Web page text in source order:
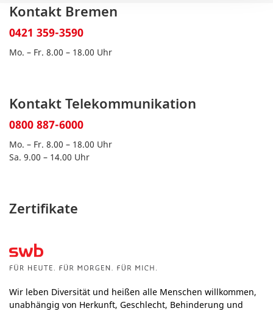
Kontakt Bremen
0421 359-3590
Mo. – Fr. 8.00 – 18.00 Uhr
Kontakt Telekommunikation
0800 887-6000
Mo. – Fr. 8.00 – 18.00 Uhr
Sa. 9.00 – 14.00 Uhr
Zertifikate
Wir leben Diversität und heißen alle Menschen willkommen,
unabhängig von Herkunft, Geschlecht, Behinderung und